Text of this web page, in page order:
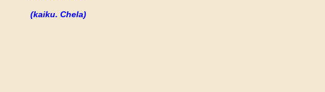
(kaiku. Chela)